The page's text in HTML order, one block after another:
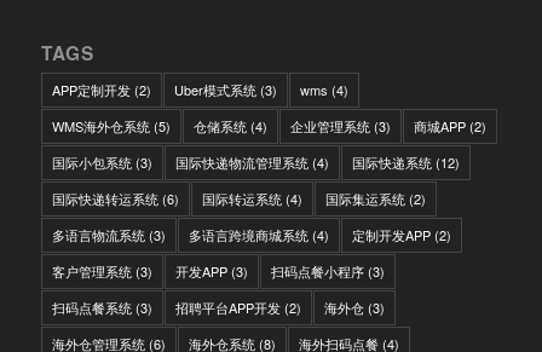
TAGS
APP定制开发(2) Uber模式系统 (3) wms (4)
WMS海外仓系统 (5) 仓储系统 (4) 企业管理系统 (3) 商城APP(2)
国际小包系统 (3) 国际快递物流管理系统 (4) 国际快递系统 (12)
国际快递转运系统 (6) 国际转运系统 (4) 国际集运系统 (2)
多语言物流系统 (3) 多语言跨境商城系统 (4) 定制开发APP(2)
客户管理系统 (3) 开发APP(3) 扫码点餐小程序(3)
扫码点餐系统 (3) 招聘平台APP开发(2) 海外仓(3)
海外仓管理系统 (6) 海外仓系统 (8) 海外扫码点餐(4)